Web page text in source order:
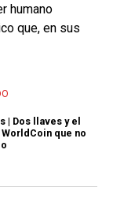
humano
que, en sus
| Dos llaves y el
que no